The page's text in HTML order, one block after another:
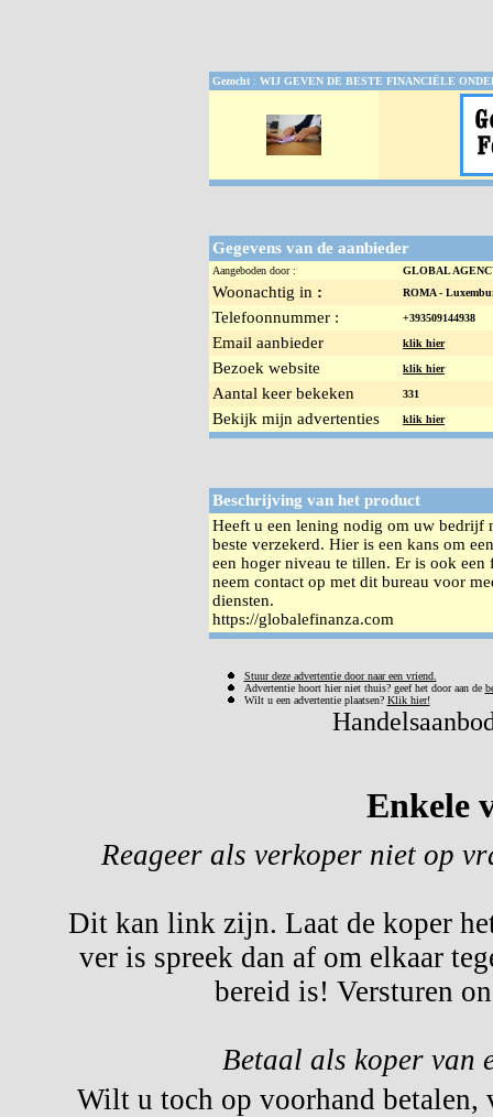
Gezocht : WIJ GEVEN DE BESTE FINANCIËLE
Gegevens van de aanbieder
Aangeboden door : GLOBAL
Woonachtig in : ROMA -
Telefoonnummer : +393509144938
Email aanbieder klik hier
Bezoek website klik hier
Aantal keer bekeken 331
Bekijk mijn advertenties klik hier
Beschrijving van het product
Heeft u een lening nodig om uw bedrijf
beste verzekerd. Hier is een kans om
een hoger niveau te tillen. Er is ook
neem contact op met dit bureau voor
diensten.
https://globalefinanza.com
Stuur deze advertentie door naar een vriend.
Advertentie hoort hier niet thuis? geef het door aan de
Wilt u een advertentie plaatsen? Klik hier!
Enkele
Reageer als verkoper niet op
Dit kan link zijn. Laat de koper
ver is spreek dan af om elkaar
bereid is! Versturen
Betaal als koper van
Wilt u toch op voorhand